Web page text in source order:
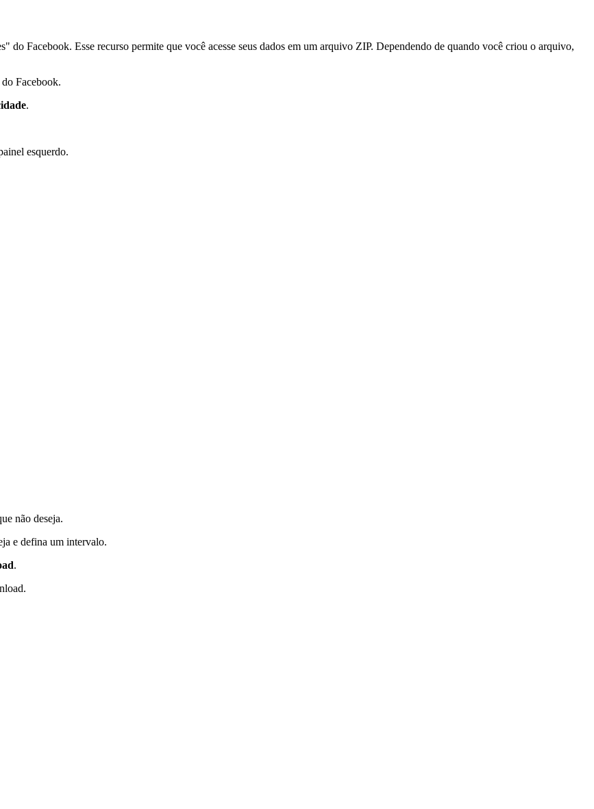
do Facebook. Esse recurso permite que você acesse seus dados em um arquivo ZIP. Dependendo de quando você criou o arquivo,
Facebook.
.
esquerdo.
não deseja.
e defina um intervalo.
.